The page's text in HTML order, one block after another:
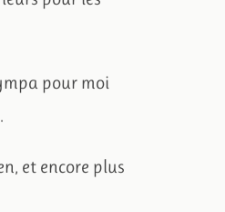
pour moi
et encore plus